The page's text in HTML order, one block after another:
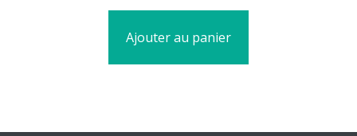
Ajouter au panier